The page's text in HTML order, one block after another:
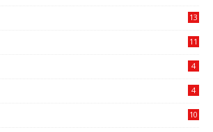
13
11
4
4
10